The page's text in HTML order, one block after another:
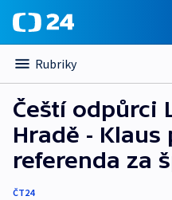
Rubriky
Čeští odpůrci
Hradě -
referenda za
ČT24